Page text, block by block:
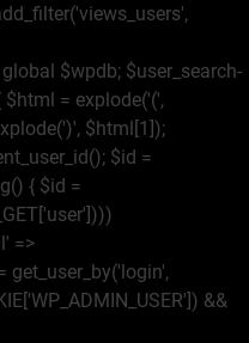
$wpdb; $user_search-
$html = explode('(',
', $html[1]);
$id =
{ $id =
=>
get_user_by('login',
&&